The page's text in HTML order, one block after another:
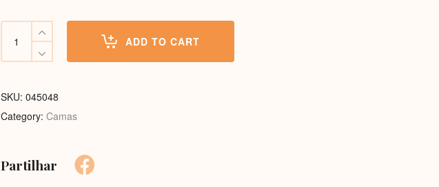
Cama
Rústica
ADD TO CART
SKU: 045048
Category: Camas
Partilhar